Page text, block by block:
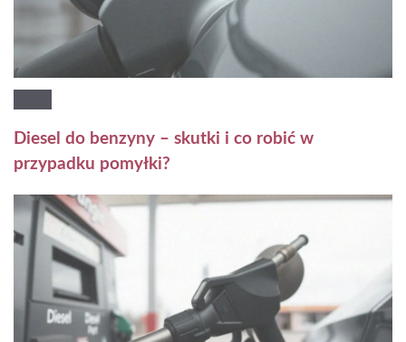
Diesel do benzyny – skutki i co robić w
przypadku pomyłki?